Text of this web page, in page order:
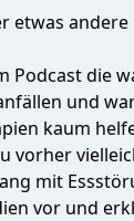
etwas
Podcast die
und
kaum
vorher
mit
vor und